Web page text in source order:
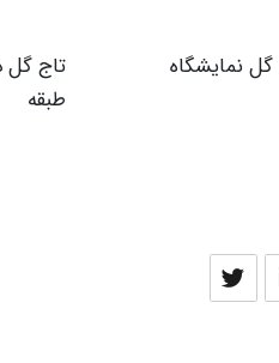
گل نمایشگاه
تاج گل
طبقه